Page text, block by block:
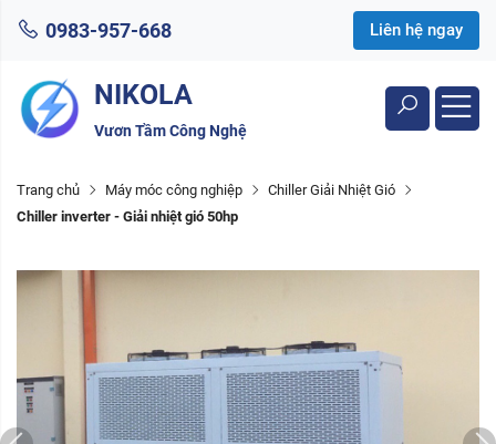
0983-957-668 Liên hệ ngay
NIKOLA
Vươn Tầm Công Nghệ
Trang chủ Máy móc công nghiệp
Chiller Giải Nhiệt Gió
Chiller inverter - Giải nhiệt gió 50hp